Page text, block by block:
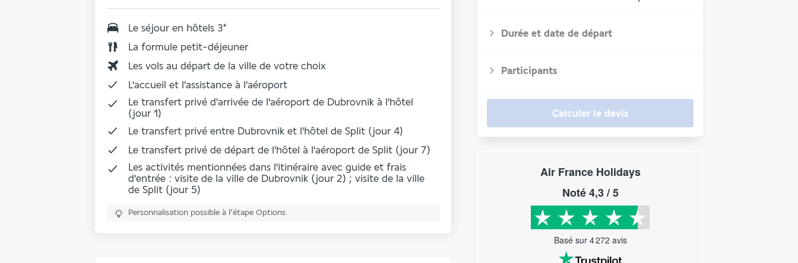
Durée et date de départ
Participants
Calculer le devis
Air France Holidays
Noté4,3/ 5
Basé sur 4 272 avis
Le séjour en hôtels 3*
La formule petit-déjeuner
Les vols au départ de la ville de votre choix
L'accueil et l'assistance à l'aéroport
Le transfert privé d'arrivée de l'aéroport de Dubrovnik à l'hôtel
(jour 1)
Le transfert privé entre Dubrovnik et l'hôtel de Split (jour 4)
Le transfert privé de départ de l'hôtel à l'aéroport de Split (jour 7)
Les activités mentionnées dans l'itinéraire avec guide et frais
d'entrée : visite de la ville de Dubrovnik (jour 2) ; visite de la ville
de Split (jour 5)
Personnalisation possible à l’étape Options.